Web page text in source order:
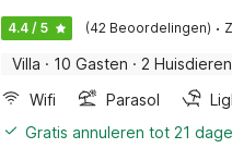
4.4 / 5 (42 Beoordelingen) ·
Villa · 10 Gasten · 2 Huisdieren
Wifi
Parasol
Gratis annuleren tot 21